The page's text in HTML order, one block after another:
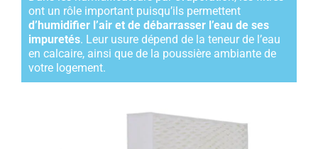
ont un rôle important puisqu’ils permettent
d’humidifier l’air et de débarrasser l’eau de ses
impuretés. Leur usure dépend de la teneur de l’eau
en calcaire, ainsi que de la poussière ambiante de
votre logement.